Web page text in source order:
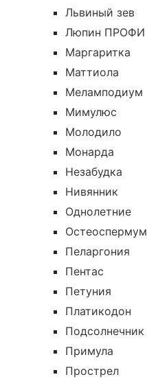
Львиный зев
Люпин ПРОФИ
Маргаритка
Маттиола
Меламподиум
Мимулюс
Молодило
Монарда
Незабудка
Нивянник
Однолетние
Остеоспермум
Пеларгония
Пентас
Петуния
Платикодон
Подсолнечник
Примула
Прострел